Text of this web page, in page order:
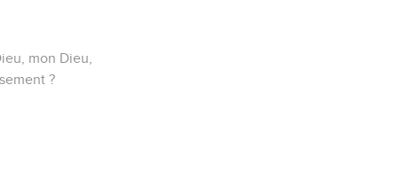
mon Dieu,
?